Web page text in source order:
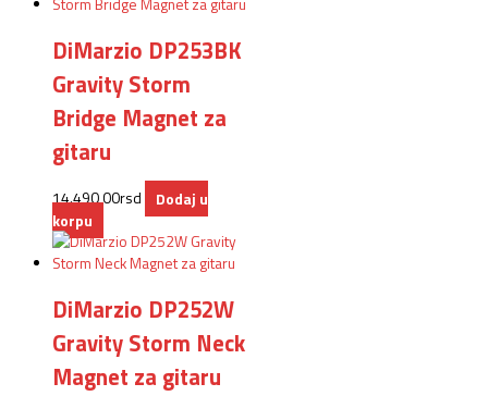
DiMarzio DP253BK
Gravity Storm
Bridge Magnet za
gitaru
14.490,00rsd
Dodaj u
korpu
DiMarzio DP252W
Gravity Storm Neck
Magnet za gitaru